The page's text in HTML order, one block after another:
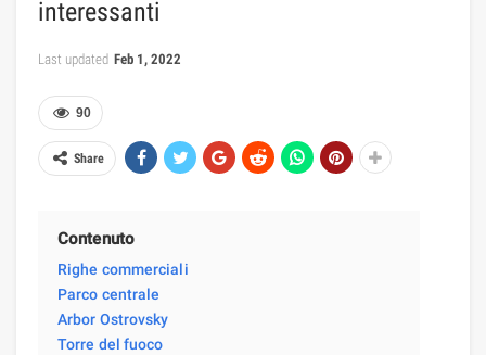
interessanti
Last updated Feb 1, 2022
90
Share
Contenuto
Righe commerciali
Parco centrale
Arbor Ostrovsky
Torre del fuoco